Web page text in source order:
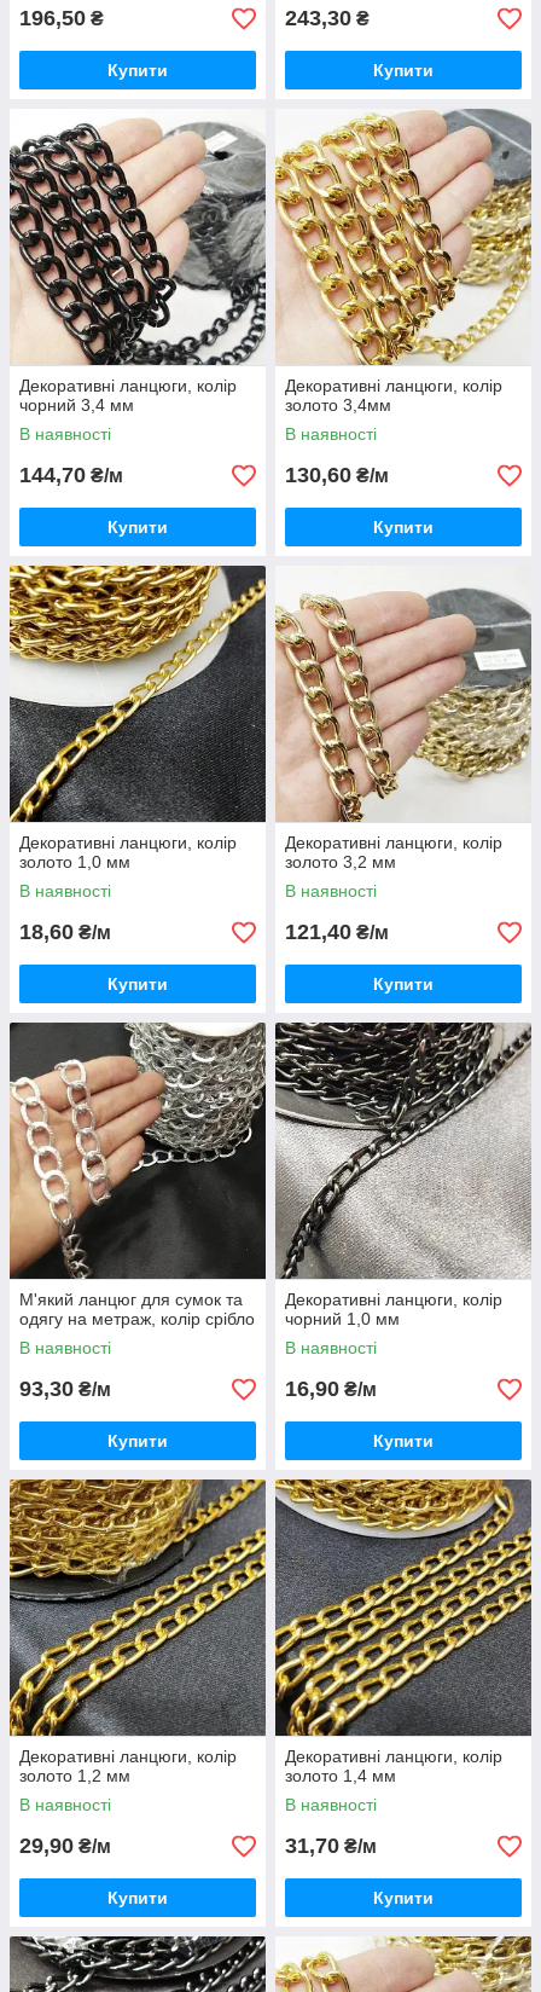
196,50 ₴
Купити
243,30 ₴
Купити
Декоративні ланцюги, колір
чорний 3,4 мм
В наявності
144,70 ₴/м
Купити
Декоративні ланцюги, колір
золото 3,4мм
В наявності
130,60 ₴/м
Купити
Декоративні ланцюги, колір
золото 1,0 мм
В наявності
18,60 ₴/м
Купити
Декоративні ланцюги, колір
золото 3,2 мм
В наявності
121,40 ₴/м
Купити
М'який ланцюг для сумок та
одягу на метраж, колір срібло
В наявності
93,30 ₴/м
Купити
Декоративні ланцюги, колір
чорний 1,0 мм
В наявності
16,90 ₴/м
Купити
Декоративні ланцюги, колір
золото 1,2 мм
В наявності
29,90 ₴/м
Купити
Декоративні ланцюги, колір
золото 1,4 мм
В наявності
31,70 ₴/м
Купити